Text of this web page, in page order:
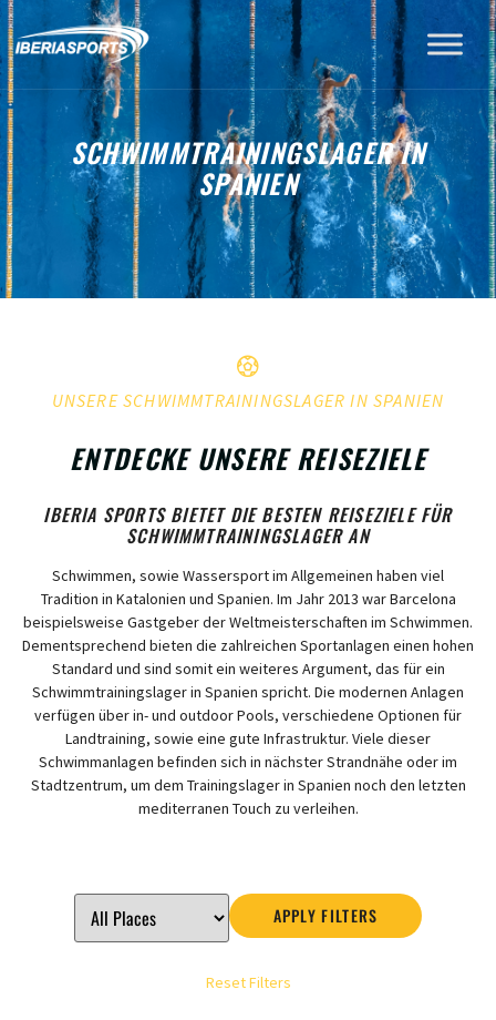
SCHWIMMTRAININGSLAGER IN
SPANIEN
UNSERE SCHWIMMTRAININGSLAGER IN SPANIEN
ENTDECKE UNSERE REISEZIELE
IBERIA SPORTS BIETET DIE BESTEN REISEZIELE FÜR
SCHWIMMTRAININGSLAGER AN
Schwimmen, sowie Wassersport im Allgemeinen haben viel
Tradition in Katalonien und Spanien. Im Jahr 2013 war Barcelona
beispielsweise Gastgeber der Weltmeisterschaften im Schwimmen.
Dementsprechend bieten die zahlreichen Sportanlagen einen hohen
Standard und sind somit ein weiteres Argument, das für ein
Schwimmtrainingslager in Spanien spricht. Die modernen Anlagen
verfügen über in- und outdoor Pools, verschiedene Optionen für
Landtraining, sowie eine gute Infrastruktur. Viele dieser
Schwimmanlagen befinden sich in nächster Strandnähe oder im
Stadtzentrum, um dem Trainingslager in Spanien noch den letzten
mediterranen Touch zu verleihen.
APPLY FILTERS
Reset Filters